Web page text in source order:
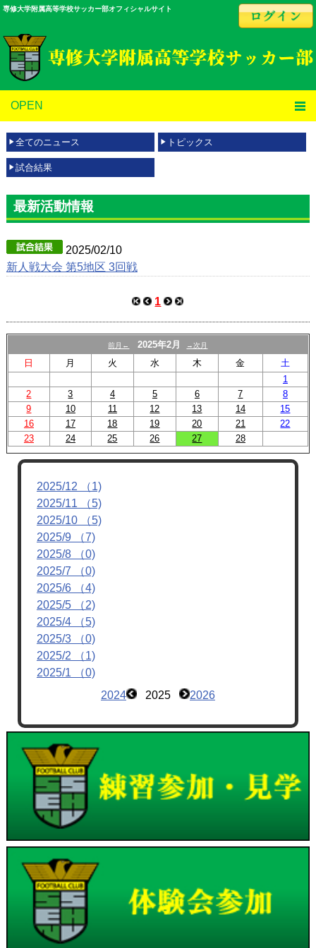
専修大学附属高等学校サッカー部オフィシャルサイト
OPEN
全てのニュース トピックス
試合結果
最新活動情報
2025/02/10
新人戦大会 第5地区 3回戦
1
前月← 2025年2月 →次月
日 月 火 水 木 金
土
1
2
3 4 5 6 7
8
9
10 11 12 13 14
15
16
17 18 19 20 21
22
23
24 25 26 27 28
2025/12 （1)
2025/11 （5)
2025/10 （5)
2025/9 （7)
2025/8 （0)
2025/7 （0)
2025/6 （4)
2025/5 （2)
2025/4 （5)
2025/3 （0)
2025/2 （1)
2025/1 （0)
2024
2025 2026